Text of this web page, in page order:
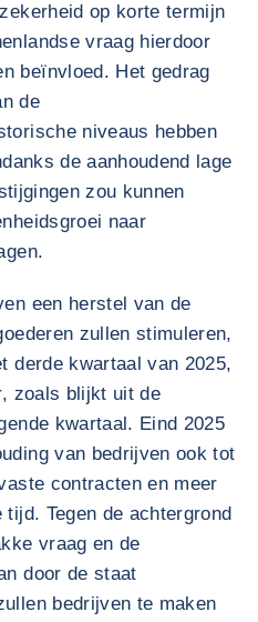
op korte termijn
vraag hierdoor
beïnvloed. Het gedrag
de
niveaus hebben
de aanhoudend lage
zou kunnen
naar
een herstel van de
zullen stimuleren,
derde kwartaal van 2025,
zoals blijkt uit de
kwartaal. Eind 2025
van bedrijven ook tot
contracten en meer
Tegen de achtergrond
vraag en de
door de staat
bedrijven te maken